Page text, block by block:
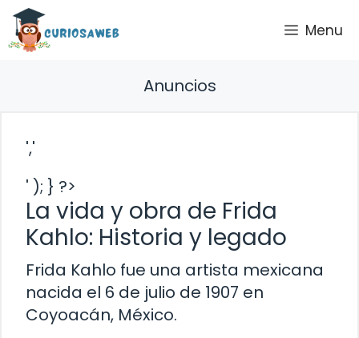
Saltar
contenido
Menu
Anuncios
','
' ); } ?>
La vida y obra de Frida
Kahlo: Historia y legado
Frida Kahlo fue una artista mexicana
nacida el 6 de julio de 1907 en
Coyoacán, México.